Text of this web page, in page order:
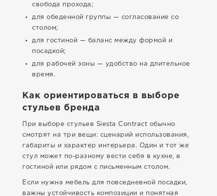
свобода прохода;
для обеденной группы — согласование со
столом;
для гостиной — баланс между формой и
посадкой;
для рабочей зоны — удобство на длительное
время.
Как ориентироваться в выборе
стульев бренда
При выборе стульев Siesta Contract обычно
смотрят на три вещи: сценарий использования,
габариты и характер интерьера. Один и тот же
стул может по-разному вести себя в кухне, в
гостиной или рядом с письменным столом.
Если нужна мебель для повседневной посадки,
важны устойчивость композиции и понятная